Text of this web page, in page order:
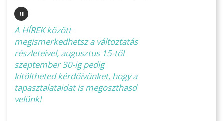
"
A HÍREK között
megismerkedhetsz a változtatás
részleteivel, augusztus 15-től
szeptember 30-ig pedig
kitöltheted kérdőívünket, hogy a
tapasztalataidat is megoszthasd
velünk!